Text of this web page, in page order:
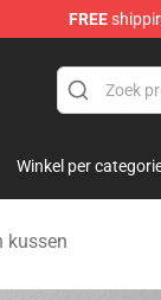
FREE
Shop
Winkel per
kussen